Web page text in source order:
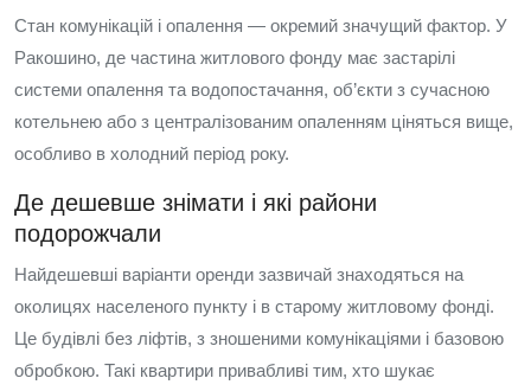
Стан комунікацій і опалення — окремий значущий фактор. У
Ракошино, де частина житлового фонду має застарілі
системи опалення та водопостачання, об’єкти з сучасною
котельнею або з централізованим опаленням ціняться вище,
особливо в холодний період року.
Де дешевше знімати і які райони
подорожчали
Найдешевші варіанти оренди зазвичай знаходяться на
околицях населеного пункту і в старому житловому фонді.
Це будівлі без ліфтів, з зношеними комунікаціями і базовою
обробкою. Такі квартири привабливі тим, хто шукає